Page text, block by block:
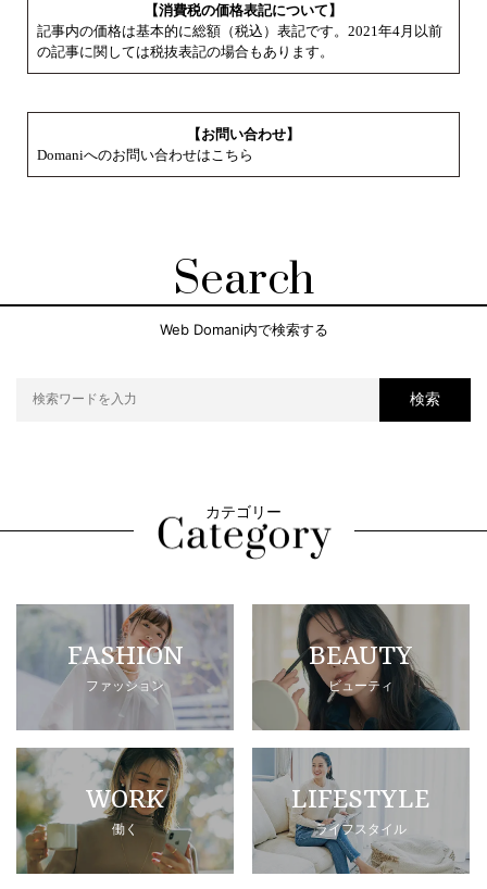
【消費税の価格表記について】
記事内の価格は基本的に総額（税込）表記です。2021年4月以前
の記事に関しては税抜表記の場合もあります。
【お問い合わせ】
Domaniへのお問い合わせはこちら
Search
Web Domani内で検索する
検索
カテゴリー
FASHION
ファッション
BEAUTY
ビューティ
WORK
働く
LIFESTYLE
ライフスタイル